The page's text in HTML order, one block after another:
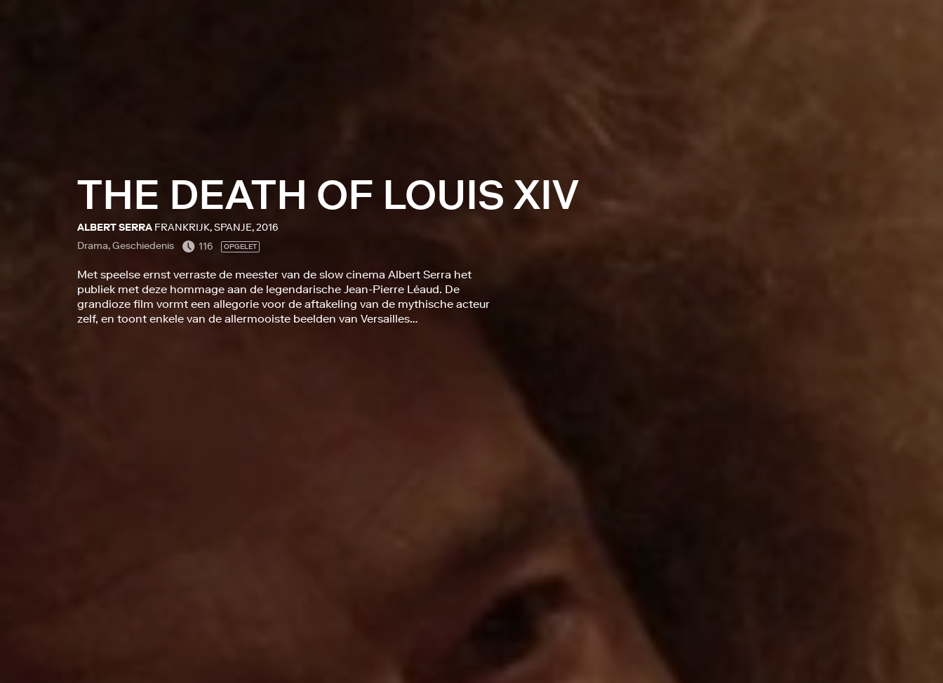
THE DEATH OF LOUIS XIV
ALBERT SERRA FRANKRIJK, SPANJE, 2016
Drama, Geschiedenis
116 OPGELET
Met speelse ernst verraste de meester van de slow cinema Albert Serra het
publiek met deze hommage aan de legendarische Jean-Pierre Léaud. De
grandioze film vormt een allegorie voor de aftakeling van de mythische acteur
zelf, en toont enkele van de allermooiste beelden van Versailles…